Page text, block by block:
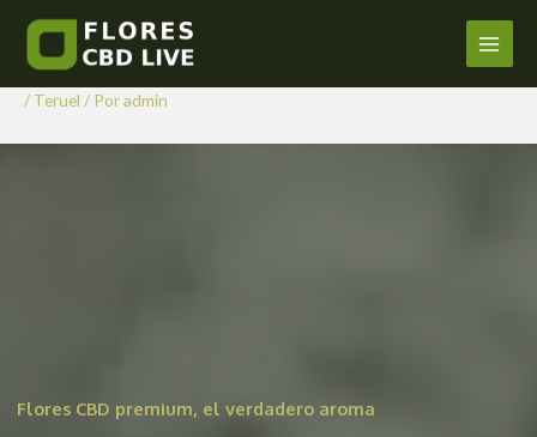
contenido
Main
Comprar Flores CBD en
Allueva
/ Teruel / Poradmin
Flores CBD premium, el verdadero aroma